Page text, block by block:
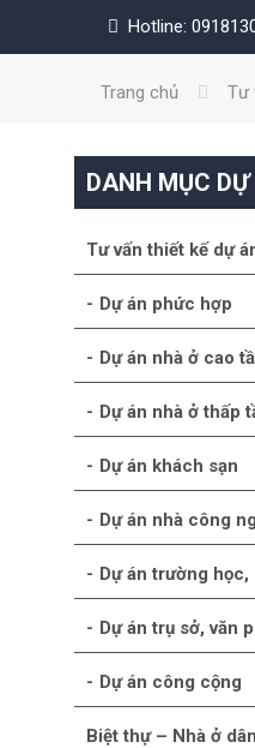
Hotline:
Trang chủ Tư
DANH MỤC DỰ
Tư vấn thiết kế dự
Dự án phức hợp
Dự án nhà ở cao
Dự án nhà ở thấp
Dự án khách sạn
Dự án nhà công
Dự án trường học,
Dự án trụ sở, văn
Dự án công cộng
Biệt thự – Nhà ở